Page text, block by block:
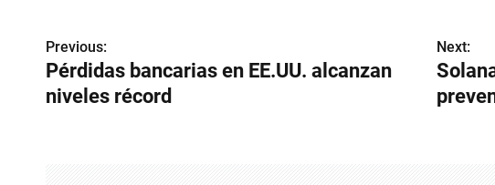
N
a
Previous:
Pérdidas bancarias en EE.UU. alcanzan
niveles récord
Next: